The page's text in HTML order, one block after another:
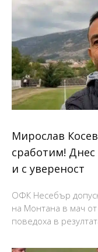
Мирослав
сработим!
и с увереност
ОФК Несебър
на Монтана в мач от
поведоха в